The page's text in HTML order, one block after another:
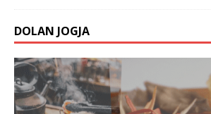
DOLAN JOGJA